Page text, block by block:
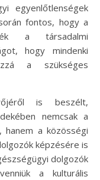
egyenlőtlenségek
fontos, hogy a
a társadalmi
hogy mindenki
a szükséges
is beszélt,
nemcsak a
hanem a közösségi
képzésére is
dolgozók
a kulturális